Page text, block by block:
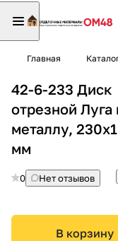
Главная
42-6-233 Диск
отрезной Луга
металлу,
мм
0 Нет отзывов
В корзину